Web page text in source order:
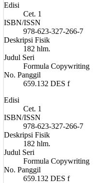
Edisi
Cet. 1
ISBN/ISSN
978-623-327-266-7
Deskripsi Fisik
182 hlm.
Judul Seri
Formula Copywriting
No. Panggil
659.132 DES f
Edisi
Cet. 1
ISBN/ISSN
978-623-327-266-7
Deskripsi Fisik
182 hlm.
Judul Seri
Formula Copywriting
No. Panggil
659.132 DES f